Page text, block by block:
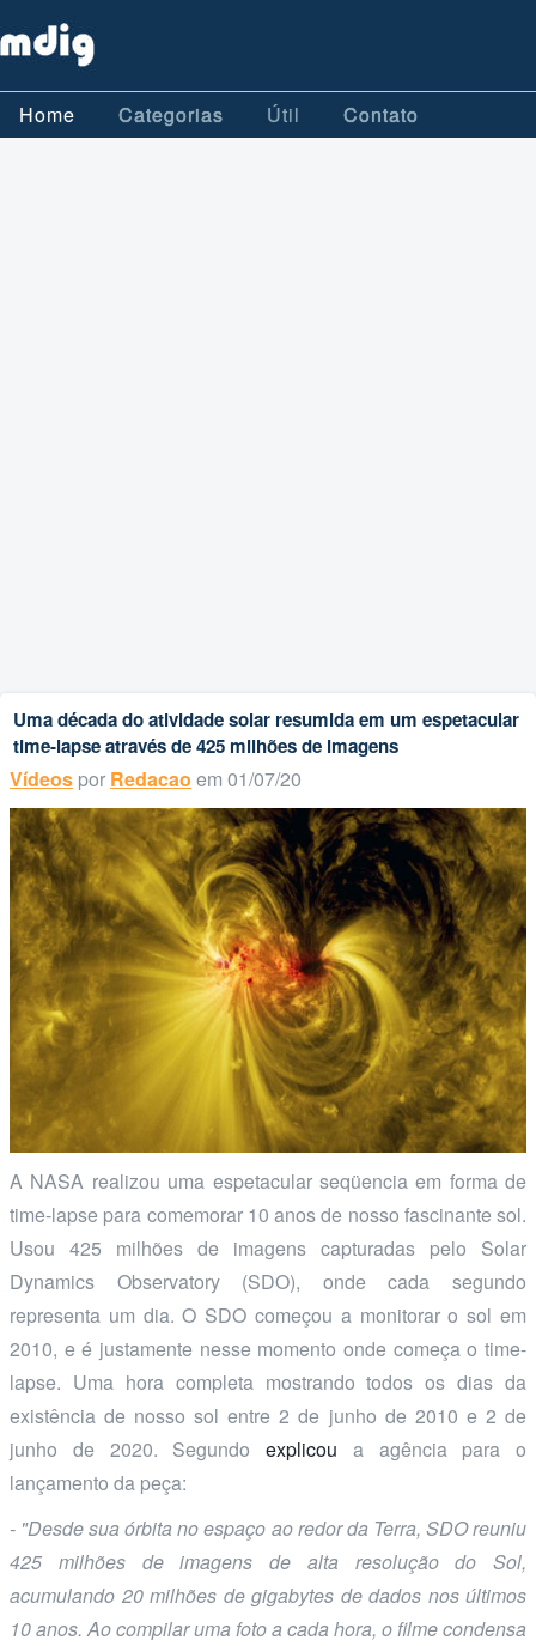
Home Categorias Útil Contato
Uma década do atividade solar resumida em um espetacular
time-lapse através de 425 milhões de imagens
Vídeos por Redacao em 01/07/20
A NASA realizou uma espetacular seqüencia em forma de
time-lapse para comemorar 10 anos de nosso fascinante sol.
Usou 425 milhões de imagens capturadas pelo Solar
Dynamics Observatory (SDO), onde cada segundo
representa um dia. O SDO começou a monitorar o sol em
2010, e é justamente nesse momento onde começa o time-
lapse. Uma hora completa mostrando todos os dias da
existência de nosso sol entre 2 de junho de 2010 e 2 de
junho de 2020. Segundo explicou a agência para o
lançamento da peça:
- "Desde sua órbita no espaço ao redor da Terra, SDO reuniu
425 milhões de imagens de alta resolução do Sol,
acumulando 20 milhões de gigabytes de dados nos últimos
10 anos. Ao compilar uma foto a cada hora, o filme condensa